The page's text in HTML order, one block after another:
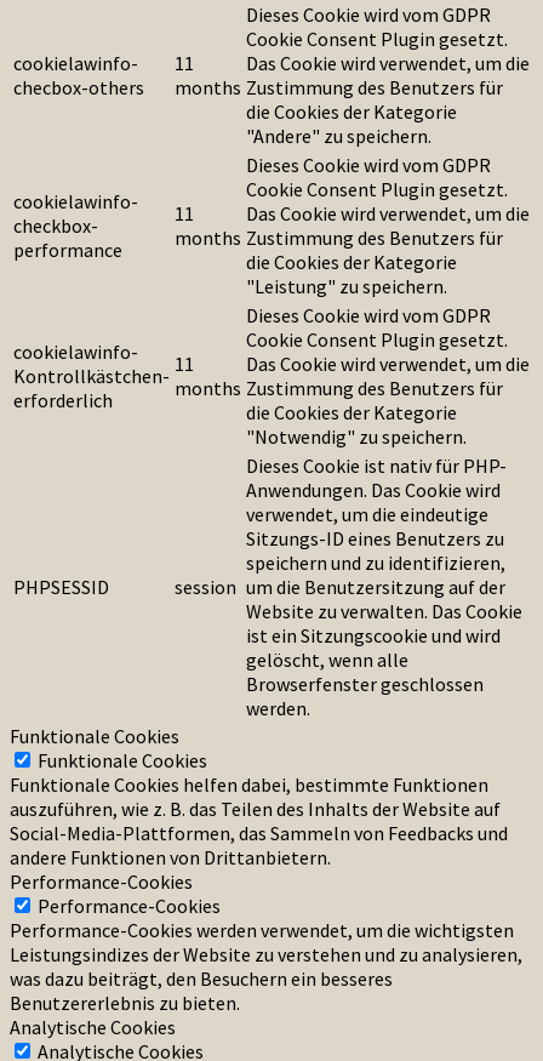
cookielawinfo-
checbox-others
11
months
Dieses Cookie wird vom GDPR
Cookie Consent Plugin gesetzt.
Das Cookie wird verwendet, um die
Zustimmung des Benutzers für
die Cookies der Kategorie
"Andere" zu speichern.
cookielawinfo-
checkbox-
performance
11
months
Dieses Cookie wird vom GDPR
Cookie Consent Plugin gesetzt.
Das Cookie wird verwendet, um die
Zustimmung des Benutzers für
die Cookies der Kategorie
"Leistung" zu speichern.
cookielawinfo-
Kontrollkästchen-
erforderlich
11
months
Dieses Cookie wird vom GDPR
Cookie Consent Plugin gesetzt.
Das Cookie wird verwendet, um die
Zustimmung des Benutzers für
die Cookies der Kategorie
"Notwendig" zu speichern.
PHPSESSID session
Dieses Cookie ist nativ für PHP-
Anwendungen. Das Cookie wird
verwendet, um die eindeutige
Sitzungs-ID eines Benutzers zu
speichern und zu identifizieren,
um die Benutzersitzung auf der
Website zu verwalten. Das Cookie
ist ein Sitzungscookie und wird
gelöscht, wenn alle
Browserfenster geschlossen
werden.
Funktionale Cookies
Funktionale Cookies
Funktionale Cookies helfen dabei, bestimmte Funktionen
auszuführen, wie z. B. das Teilen des Inhalts der Website auf
Social-Media-Plattformen, das Sammeln von Feedbacks und
andere Funktionen von Drittanbietern.
Performance-Cookies
Performance-Cookies
Performance-Cookies werden verwendet, um die wichtigsten
Leistungsindizes der Website zu verstehen und zu analysieren,
was dazu beiträgt, den Besuchern ein besseres
Benutzererlebnis zu bieten.
Analytische Cookies
Analytische Cookies